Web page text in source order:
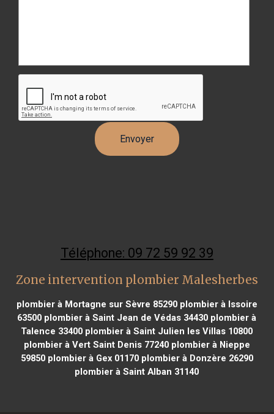
Téléphone: 09 72 59 92 39
Zone intervention plombier Malesherbes
plombier à Mortagne sur Sèvre 85290plombier à Issoire
63500 plombier à Saint Jean de Védas 34430 plombier à
Talence 33400 plombier à Saint Julien les Villas 10800
plombier à Vert Saint Denis 77240plombier à Nieppe
59850plombier à Gex 01170plombier à Donzère 26290
plombier à Saint Alban 31140